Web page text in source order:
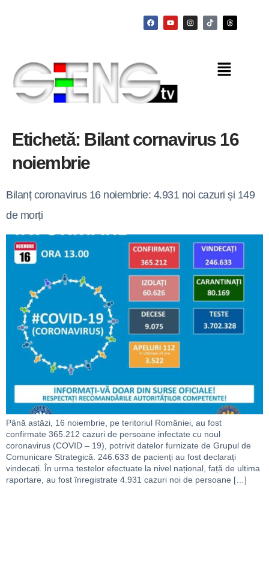
Etichetă: Bilant cornavirus 16
noiembrie
Bilanț coronavirus 16 noiembrie: 4.931 noi cazuri și 149
de morți
Până astăzi, 16 noiembrie, pe teritoriul României, au fost
confirmate 365.212 cazuri de persoane infectate cu noul
coronavirus (COVID – 19), potrivit datelor furnizate de Grupul de
Comunicare Strategică. 246.633 de pacienți au fost declarați
vindecați. În urma testelor efectuate la nivel național, față de ultima
raportare, au fost înregistrate 4.931 cazuri noi de persoane […]